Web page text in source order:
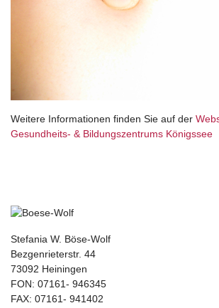
Weitere Informationen finden Sie auf der
Gesundheits- & Bildungszentrums Königssee
Stefania W. Böse-Wolf
Bezgenrieterstr. 44
73092 Heiningen
FON: 07161- 946345
FAX: 07161- 941402